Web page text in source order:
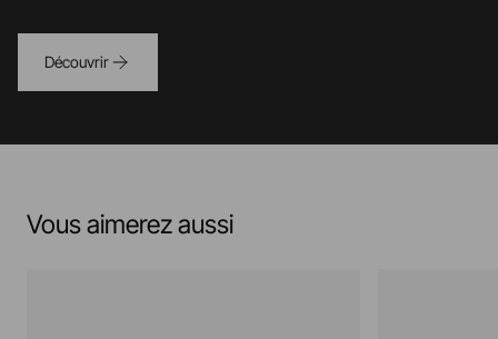
Découvrir
Vous aimerez aussi